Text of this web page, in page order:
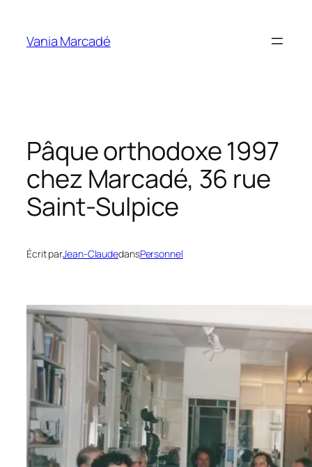
contenu
Vania Marcadé
Pâque orthodoxe 1997
chez Marcadé, 36 rue
Saint-Sulpice
Écrit parJean-ClaudedansPersonnel